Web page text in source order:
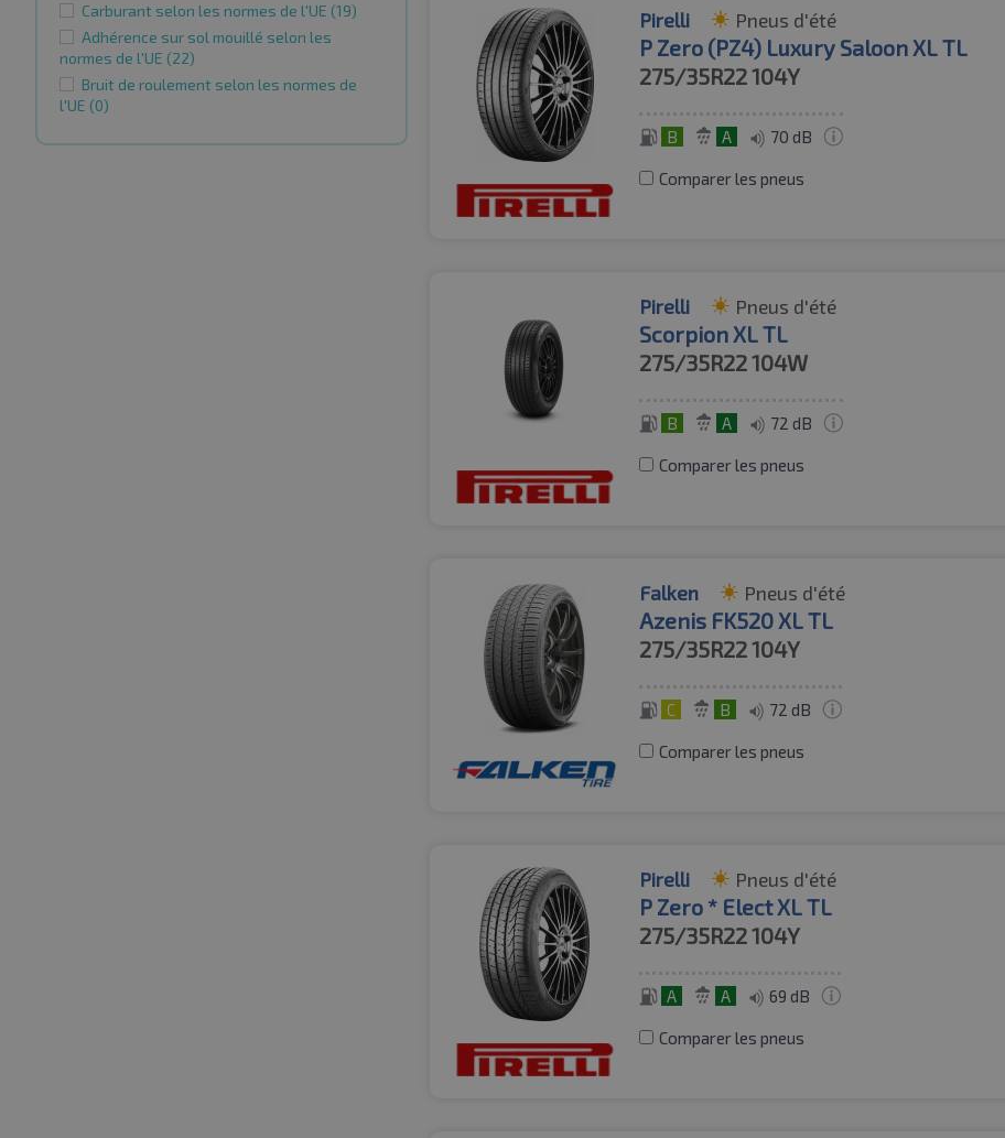
Carburant selon les normes de l'UE (19)
Adhérence sur sol mouillé selon les
normes de l'UE (22)
Bruit de roulement selon les normes de
l'UE (0)
Pirelli Pneus d'été
P Zero (PZ4) Luxury Saloon XL TL
275/35R22104Y
B A 70 dB
Comparer les pneus
Pirelli Pneus d'été
Scorpion XL TL
275/35R22104W
B A 72 dB
Comparer les pneus
Falken Pneus d'été
Azenis FK520 XL TL
275/35R22104Y
C B 72 dB
Comparer les pneus
Pirelli Pneus d'été
P Zero * Elect XL TL
275/35R22104Y
A A 69 dB
Comparer les pneus